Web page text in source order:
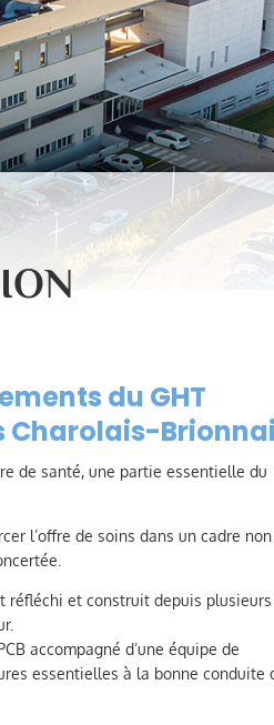
du GHT
Charolais-
de santé, une partie essentielle du
l’offre de soins dans un cadre non
réfléchi et construit depuis plusieurs
accompagné d’une équipe de
essentielles à la bonne conduite